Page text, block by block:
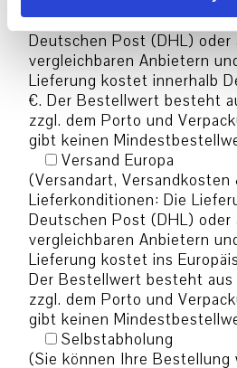
Lieferkonditionen: Die
Deutschen Post (DHL) oder
vergleichbaren Anbietern
Lieferung kostet innerhalb
€. Der Bestellwert besteht
zzgl. dem Porto und
gibt keinen
Versand Europa
(Versandart, Versandkosten
Lieferkonditionen: Die
Deutschen Post (DHL) oder
vergleichbaren Anbietern
Lieferung kostet ins
Der Bestellwert besteht aus
zzgl. dem Porto und
gibt keinen
Selbstabholung
(Sie können Ihre Bestellung